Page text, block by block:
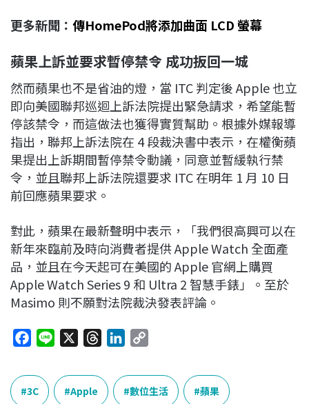
更多新聞： 傳HomePod將添加曲面 LCD 螢幕
蘋果上訴並要求暫停禁令 成功扳回一城
然而蘋果也不是省油的燈，當 ITC 判定後 Apple 也立
即向美國聯邦巡迴上訴法院提出緊急請求，希望能暫
停該禁令，而這做法也獲得實質幫助。根據外媒報導
指出，聯邦上訴法院在 4 段裁決書中表示，在權衡蘋
果提出上訴期間暫停禁令動議，同意並暫緩執行禁
令，並且聯邦上訴法院還要求 ITC 在明年 1 月 10 日
前回應蘋果要求。
對此，蘋果在最新聲明中表示，「我們很高興可以在
新年來臨前及時向消費者提供 Apple Watch 全面產
品，並且在今天起可在美國的 Apple 官網上購買
Apple Watch Series 9 和 Ultra 2 智慧手錶」。至於
Masimo 則不願對法院裁決發表評論。
c
e
e
e
n
k
p
y
3C Apple 數位生活 蘋果